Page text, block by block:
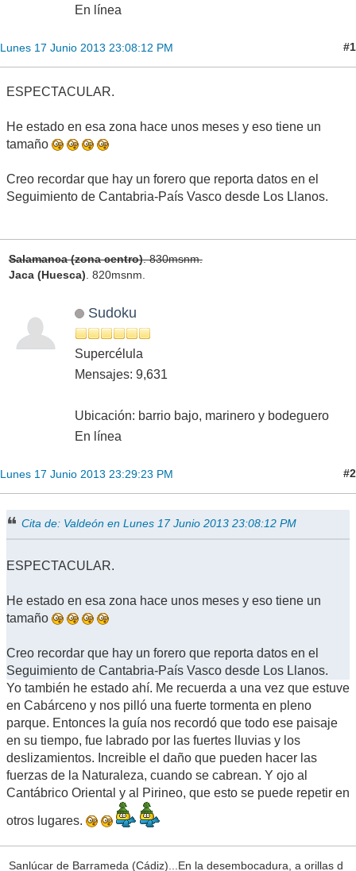
En línea
Lunes 17 Junio 2013 23:08:12 PM #1
ESPECTACULAR.
He estado en esa zona hace unos meses y eso tiene un
tamaño
Creo recordar que hay un forero que reporta datos en el
Seguimiento de Cantabria-País Vasco desde Los Llanos.
Salamanca (zona centro). 830msnm.
Jaca (Huesca). 820msnm.
Sudoku
Supercélula
Mensajes: 9,631
Ubicación: barrio bajo, marinero y bodeguero
En línea
Lunes 17 Junio 2013 23:29:23 PM #2
Cita de: Valdeón en Lunes 17 Junio 2013 23:08:12 PM
ESPECTACULAR.
He estado en esa zona hace unos meses y eso tiene un
tamaño
Creo recordar que hay un forero que reporta datos en el
Seguimiento de Cantabria-País Vasco desde Los Llanos.
Yo también he estado ahí. Me recuerda a una vez que estuve
en Cabárceno y nos pilló una fuerte tormenta en pleno
parque. Entonces la guía nos recordó que todo ese paisaje
en su tiempo, fue labrado por las fuertes lluvias y los
deslizamientos. Increible el daño que pueden hacer las
fuerzas de la Naturaleza, cuando se cabrean. Y ojo al
Cantábrico Oriental y al Pirineo, que esto se puede repetir en
otros lugares.
Sanlúcar de Barrameda (Cádiz)...En la desembocadura, a orillas d